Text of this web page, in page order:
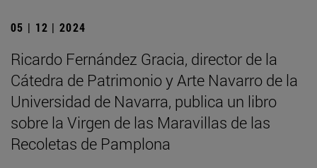
05 | 12 | 2024
Ricardo Fernández Gracia, director de la
Cátedra de Patrimonio y Arte Navarro de la
Universidad de Navarra, publica un libro
sobre la Virgen de las Maravillas de las
Recoletas de Pamplona